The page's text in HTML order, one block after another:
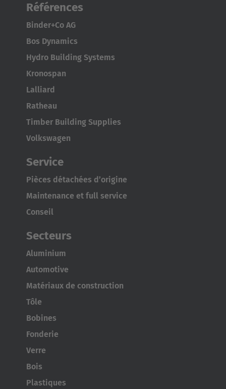
AMERICA
Brasil
Português
ASIA/PACIFIC
Références
Binder+Co AG
Bos Dynamics
Hydro Building Systems
Kronospan
Lalliard
Ratheau
Timber Building Supplies
Volkswagen
Service
Pièces détachées d’origine
Maintenance et full service
Conseil
Secteurs
Aluminium
Automotive
Matériaux de construction
Tôle
Bobines
Fonderie
Verre
Bois
Plastiques